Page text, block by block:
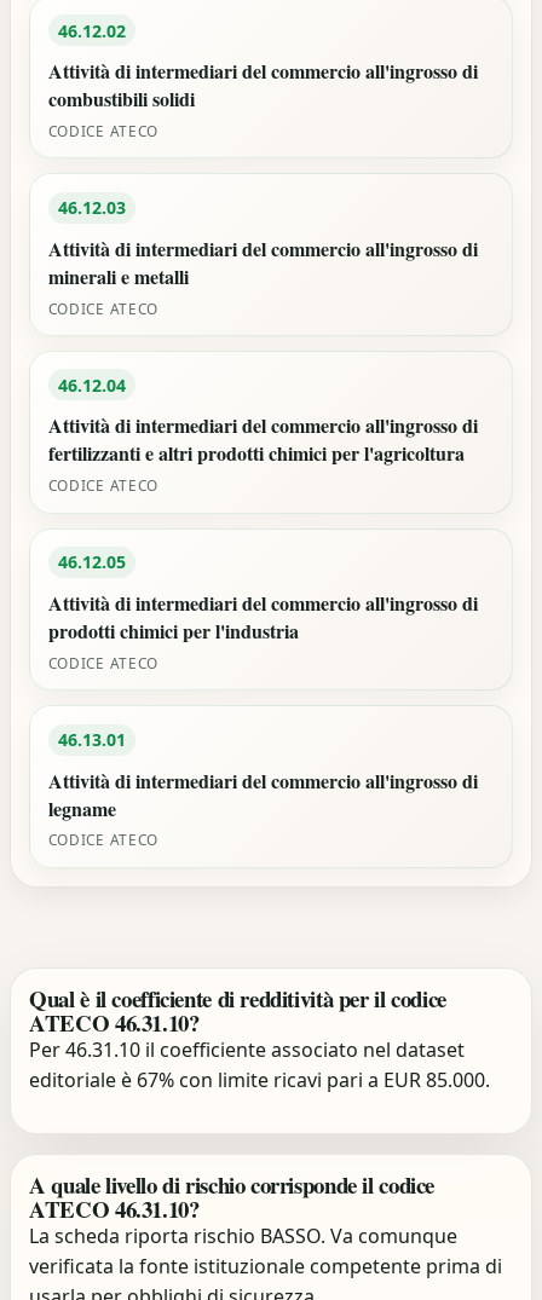
46.12.02
Attività di intermediari del commercio all'ingrosso di
combustibili solidi
CODICE ATECO
46.12.03
Attività di intermediari del commercio all'ingrosso di
minerali e metalli
CODICE ATECO
46.12.04
Attività di intermediari del commercio all'ingrosso di
fertilizzanti e altri prodotti chimici per l'agricoltura
CODICE ATECO
46.12.05
Attività di intermediari del commercio all'ingrosso di
prodotti chimici per l'industria
CODICE ATECO
46.13.01
Attività di intermediari del commercio all'ingrosso di
legname
CODICE ATECO
Qual è il coefficiente di redditività per il codice
ATECO 46.31.10?
Per 46.31.10 il coefficiente associato nel dataset
editoriale è 67% con limite ricavi pari a EUR 85.000.
A quale livello di rischio corrisponde il codice
ATECO 46.31.10?
La scheda riporta rischio BASSO. Va comunque
verificata la fonte istituzionale competente prima di